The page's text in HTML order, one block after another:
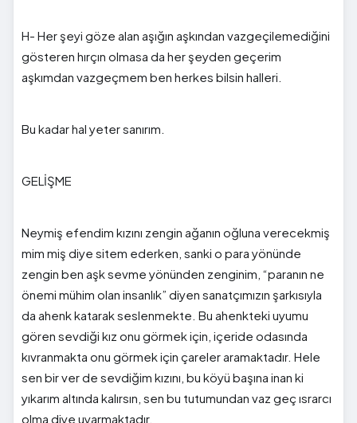
H- Her şeyi göze alan aşığın aşkından vazgeçilemediğini
gösteren hırçın olmasa da her şeyden geçerim
aşkımdan vazgeçmem ben herkes bilsin halleri.
Bu kadar hal yeter sanırım.
GELİŞME
Neymiş efendim kızını zengin ağanın oğluna verecekmiş
mim miş diye sitem ederken, sanki o para yönünde
zengin ben aşk sevme yönünden zenginim, “paranın ne
önemi mühim olan insanlık” diyen sanatçımızın şarkısıyla
da ahenk katarak seslenmekte. Bu ahenkteki uyumu
gören sevdiği kız onu görmek için, içeride odasında
kıvranmakta onu görmek için çareler aramaktadır. Hele
sen bir ver de sevdiğim kızını, bu köyü başına inan ki
yıkarım altında kalırsın, sen bu tutumundan vaz geç ısrarcı
olma diye uyarmaktadır.